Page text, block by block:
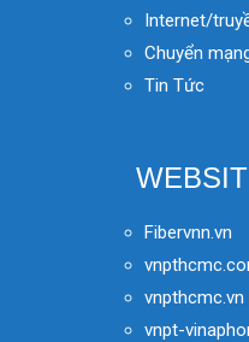
Internet/
Chuyển
Tin Tức
Fibervnn.vn
vnpthcmc.vn
vnpt-